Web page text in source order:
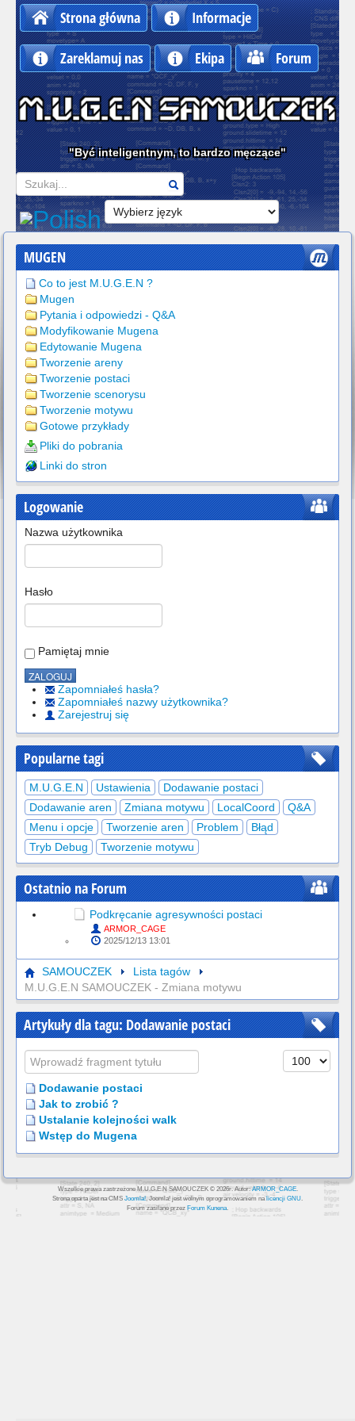
Strona główna Informacje
Zareklamuj nas Ekipa Forum
"Być inteligentnym, to bardzo męczące"
Szukaj
MUGEN
Co to jest M.U.G.E.N ?
Mugen
Pytania i odpowiedzi - Q&A
Modyfikowanie Mugena
Edytowanie Mugena
Tworzenie areny
Tworzenie postaci
Tworzenie scenorysu
Tworzenie motywu
Gotowe przykłady
Pliki do pobrania
Linki do stron
Logowanie
Nazwa użytkownika
Hasło
Pamiętaj mnie
Zapomniałeś hasła?
Zapomniałeś nazwy użytkownika?
Zarejestruj się
Popularne tagi
M.U.G.E.N Ustawienia
Dodawanie postaci
Dodawanie aren
Zmiana motywu LocalCoord
Q&A
Menu i opcje
Tworzenie aren Problem
Błąd
Tryb Debug
Tworzenie motywu
Ostatnio na Forum
Podkręcanie agresywności postaci
ARMOR_CAGE
2025/12/13 13:01
SAMOUCZEK
Lista tagów
M.U.G.E.N SAMOUCZEK - Zmiana motywu
Artykuły dla tagu: Dodawanie postaci
Wprowadź fragment tytułu Pokaż #
Dodawanie postaci
Jak to zrobić ?
Ustalanie kolejności walk
Wstęp do Mugena
Wszelkie prawa zastrzeżone M.U.G.E.N SAMOUCZEK © 2026r. Autor:ARMOR_CAGE.
Strona oparta jest na CMS Joomla!, Joomla! jest wolnym oprogramowaniem na licencji GNU.
Forum zasilane przez Forum Kunena.